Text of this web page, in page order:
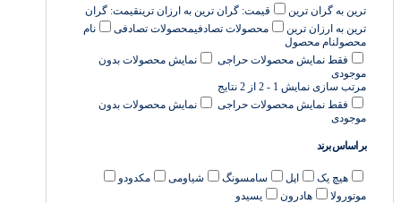
ترین به گران ترین
قیمت: گران ترین به ارزان ترینقیمت: گران
ترین به ارزان ترین
محصولات تصادفیمحصولات تصادفی
نام
محصولنام محصول
فقط نمایش محصولات حراجی
نمایش محصولات بدون
موجودی
مرتب سازی نمایش 1 - 2 از 2 نتایج
فقط نمایش محصولات حراجی
نمایش محصولات بدون
موجودی
بر اساس برند
هیچ یک اپل سامسونگ شیاومی
مکدودو
موتورولا
هادرون یسیدو